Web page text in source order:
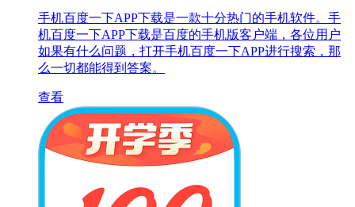
手机百度一下APP下载是一款十分热门的手机软件。手
机百度一下APP下载是百度的手机版客户端，各位用户
如果有什么问题，打开手机百度一下APP进行搜索，那
么一切都能得到答案。
查看